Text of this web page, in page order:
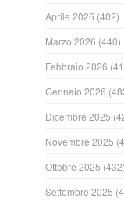
Aprile 2026 (402)
Marzo 2026 (440)
Febbraio 2026
Gennaio 2026
Dicembre 2025
Novembre 2025
Ottobre 2025 (432)
Settembre 2025